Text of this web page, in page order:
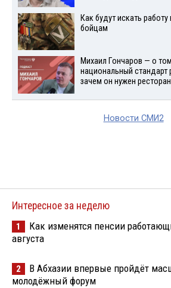
Как будут искать
бойцам
Михаил Гончаров — о
национальный стандарт
зачем он нужен
Новости СМИ2
Интересное за неделю
1
Как изменятся пенсии
августа
2
В Абхазии впервые пройдёт
молодёжный форум